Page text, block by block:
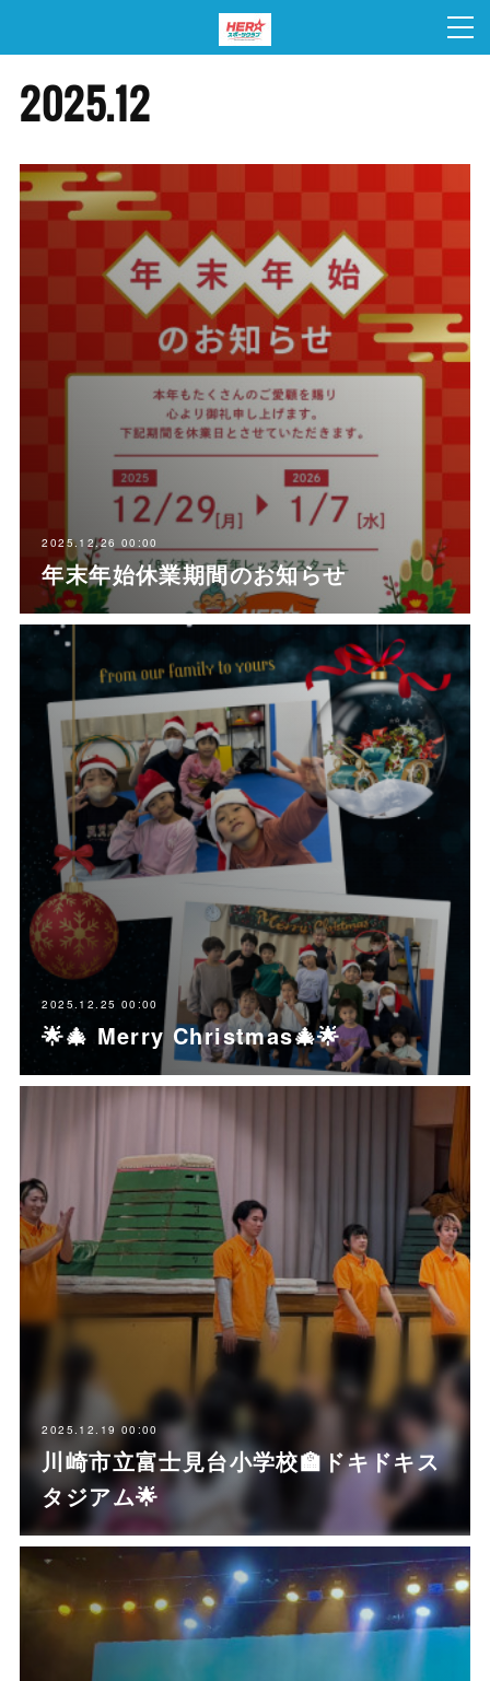
2025.12
2025.12.26 00:00
年末年始休業期間のお知らせ
2025.12.25 00:00
🌟🎄 Merry Christmas🎄🌟
2025.12.19 00:00
川崎市立富士見台小学校🏫ドキドキス
タジアム🌟